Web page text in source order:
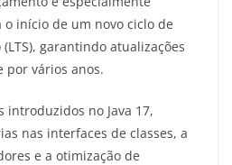
início de um novo ciclo de
garantindo atualizações
por vários anos.
introduzidos no Java 17,
nas interfaces de classes, a
e a otimização de